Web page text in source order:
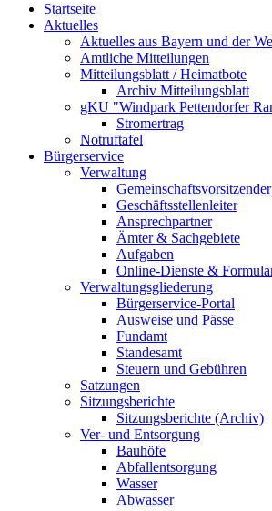
Startseite
Aktuelles
Aktuelles aus Bayern und der
Amtliche Mitteilungen
Mitteilungsblatt / Heimatbote
Archiv Mitteilungsblatt
gKU "Windpark Pettendorfer
Stromertrag
Notruftafel
Bürgerservice
Verwaltung
Gemeinschaftsvorsitzender
Geschäftsstellenleiter
Ansprechpartner
Ämter & Sachgebiete
Aufgaben
Online-Dienste &
Verwaltungsgliederung
Bürgerservice-Portal
Ausweise und Pässe
Fundamt
Standesamt
Steuern und Gebühren
Satzungen
Sitzungsberichte
Sitzungsberichte (Archiv)
Ver- und Entsorgung
Bauhöfe
Abfallentsorgung
Wasser
Abwasser